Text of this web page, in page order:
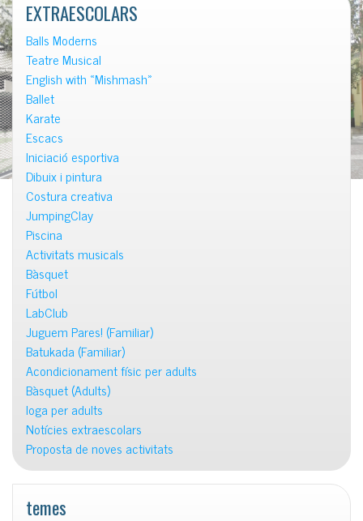
EXTRAESCOLARS
Balls Moderns
Teatre Musical
English with «Mishmash»
Ballet
Karate
Escacs
Iniciació esportiva
Dibuix i pintura
Costura creativa
JumpingClay
Piscina
Activitats musicals
Bàsquet
Fútbol
LabClub
Juguem Pares! (Familiar)
Batukada (Familiar)
Acondicionament físic per adults
Bàsquet (Adults)
Ioga per adults
Notícies extraescolars
Proposta de noves activitats
temes